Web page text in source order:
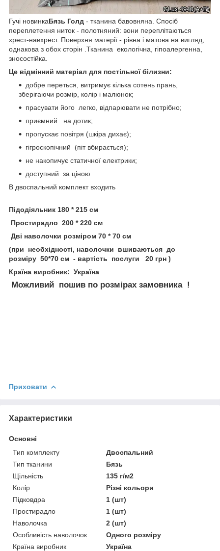
Гучі новинкаБязь Голд - тканина бавовняна. Спосіб
переплетення ниток - полотняний: вони переплітаються
хрест-навхрест. Поверхня матерії - рівна і матова на вигляд,
однакова з обох сторін .Тканина екологічна, гіпоалергенна,
зносостійка.
Це відмінний матеріал для постільної білизни:
добре переться, витримує кілька сотень прань,
зберігаючи розмір, колір і малюнок;
прасувати його легко, відпарювати не потрібно;
приємний на дотик;
пропускає повітря (шкіра дихає);
гігроскопічний (піт вбирається);
не накопичує статичної електрики;
доступний за ціною
В двоспальний комплект входить
Підодіяльник 180 * 215 см
Простирадло 200 * 220 см
Дві наволочки розміром 70 * 70 см
(при необхідності, наволочки вшиваються до
розміру 50*70 см - вартість послуги 20 грн )
Країна виробник: Україна
Можливий пошив по розмірах замовника !
Приховати
Характеристики
Основні
Тип комплекту
Двоспальний
Тип тканини
Бязь
Щільність
135 г/м2
Колір
Різні кольори
Підковдра
1 (шт)
Простирадло
1 (шт)
Наволочка
2 (шт)
Особливість наволочок
Одного розміру
Країна виробник
Україна